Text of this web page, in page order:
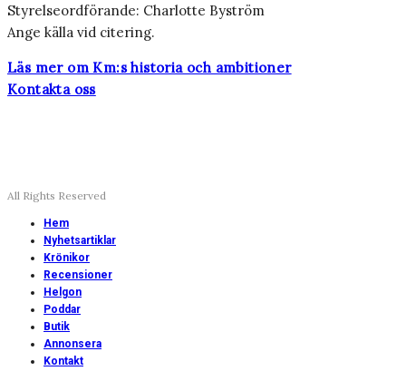
Styrelseordförande: Charlotte Byström
Ange källa vid citering.
Läs mer om Km:s historia och ambitioner
Kontakta oss
All Rights Reserved
Hem
Nyhetsartiklar
Krönikor
Recensioner
Helgon
Poddar
Butik
Annonsera
Kontakt